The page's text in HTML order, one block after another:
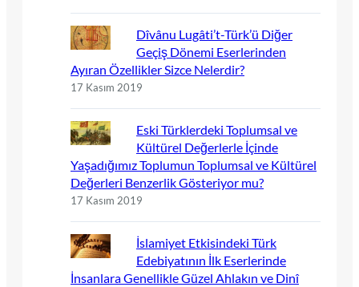
Dîvânu Lugâti’t-Türk’ü Diğer
Geçiş Dönemi Eserlerinden
Ayıran Özellikler Sizce Nelerdir?
17 Kasım 2019
Eski Türklerdeki Toplumsal ve
Kültürel Değerlerle İçinde
Yaşadığımız Toplumun Toplumsal ve Kültürel
Değerleri Benzerlik Gösteriyor mu?
17 Kasım 2019
İslamiyet Etkisindeki Türk
Edebiyatının İlk Eserlerinde
İnsanlara Genellikle Güzel Ahlakın ve Dinî